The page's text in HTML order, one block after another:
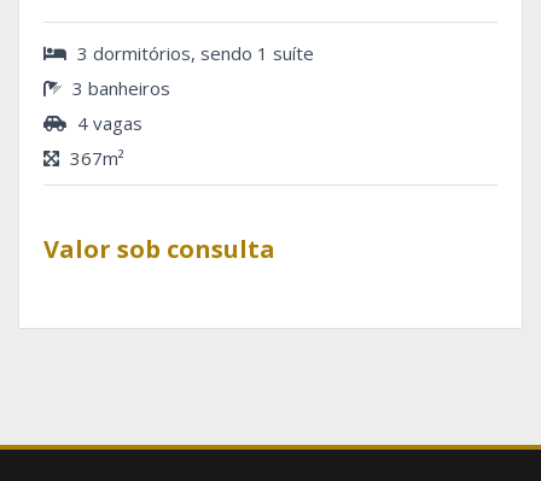
3 dormitórios, sendo 1 suíte
3 banheiros
4 vagas
367m²
Valor sob consulta